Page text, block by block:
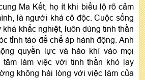
Ma Kết, họ ít khi biểu lộ rõ cảm
là người khá cô độc. Cuộc sống
khá khắc nghiệt, luôn dùng tinh thần
tỉnh táo để chế áp hành động. Anh
quyền lực và hào khí vào mọi
tâm làm việc với tinh thần khó lay
không hài lòng với việc làm của